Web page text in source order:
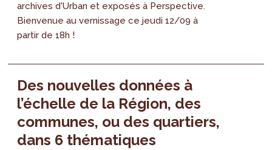
archives d'Urban et exposés à Perspective.
Bienvenue au vernissage ce jeudi 12/09 à
partir de 18h !
Des nouvelles données à
l’échelle de la Région, des
communes, ou des quartiers,
dans 6 thématiques